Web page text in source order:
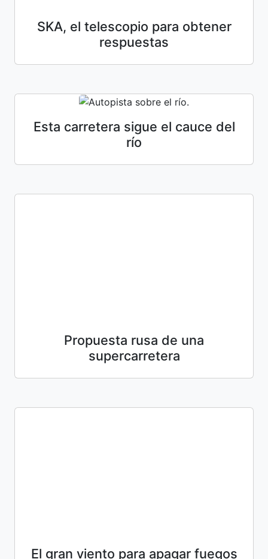
SKA, el telescopio para obtener
respuestas
Esta carretera sigue el cauce del
río
Propuesta rusa de una
supercarretera
El gran viento para apagar fuegos